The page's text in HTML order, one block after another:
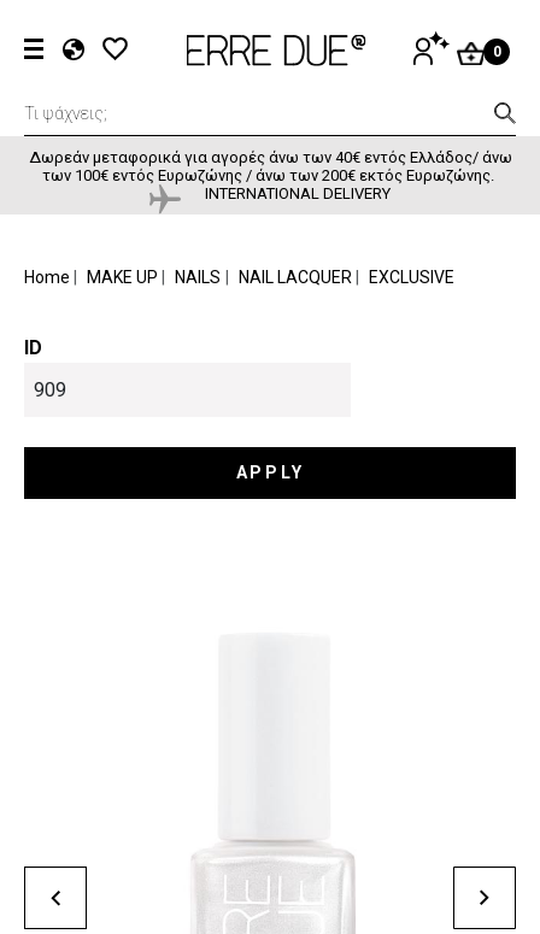
EN
FR
User
ΕΊΣΟΔΟΣ0
Δωρεάν μεταφορικά για αγορές άνω των 40€ εντός Ελλάδος/ άνω
των 100€ εντός Ευρωζώνης / άνω των 200€ εκτός Ευρωζώνης.
INTERNATIONAL DELIVERY
BREADCRUMB
Home MAKE UP NAILS NAIL LACQUER EXCLUSIVE
ID